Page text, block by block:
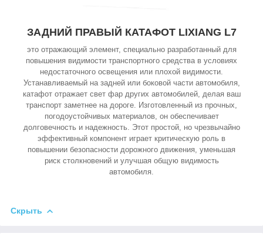
ЗАДНИЙ ПРАВЫЙ КАТАФОТ LIXIANG L7
это отражающий элемент, специально разработанный для
повышения видимости транспортного средства в условиях
недостаточного освещения или плохой видимости.
Устанавливаемый на задней или боковой части автомобиля,
катафот отражает свет фар других автомобилей, делая ваш
транспорт заметнее на дороге. Изготовленный из прочных,
погодоустойчивых материалов, он обеспечивает
долговечность и надежность. Этот простой, но чрезвычайно
эффективный компонент играет критическую роль в
повышении безопасности дорожного движения, уменьшая
риск столкновений и улучшая общую видимость
автомобиля.
Скрыть